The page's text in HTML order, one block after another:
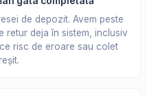
de depozit. Avem peste
retur deja în sistem, inclusiv
risc de eroare sau colet